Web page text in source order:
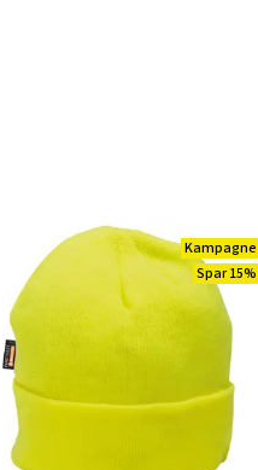
Kampagne
Spar 15%